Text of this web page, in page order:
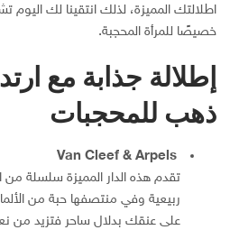
اطلالتك المميزة، لذلك انتقينا لك
خصيصًا للمرأة المحجبة.
إطلالة جذابة مع
ذهب للمحجبات
تقدم هذه الدار المميزة سلسلة
ربيعية وفي منتصفها حبة من
على عنقك بدلال ساحر فتزيد من